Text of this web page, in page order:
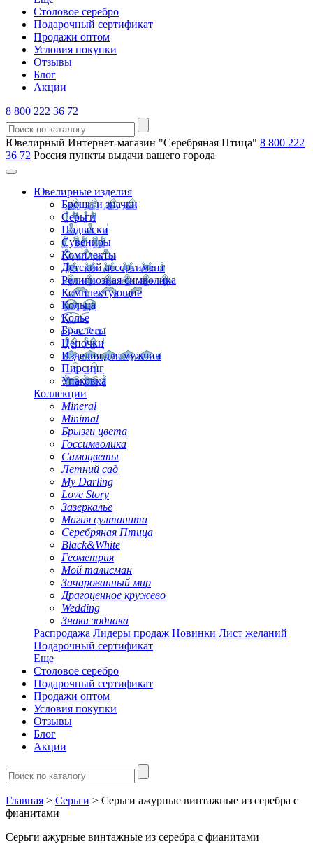
Столовое серебро
Подарочный сертификат
Продажи оптом
Условия покупки
Отзывы
Блог
Акции
8 800 222 36 72
Ювелирный Интернет-магазин "Серебряная Птица" 8 800 222
36 72 Россия пункты выдачи вашего города
Ювелирные изделия
Броши и значки
Серьги
Подвески
Сувениры
Комплекты
Детский ассортимент
Религиозная символика
Комплектующие
Кольца
Колье
Браслеты
Цепочки
Изделия для мужчин
Пирсинг
Упаковка
Коллекции
Mineral
Minimal
Брызги цвета
Госсимволика
Самоцветы
Летний сад
My Darling
Love Story
Зазеркалье
Магия султанита
Серебряная Птица
Black&White
Геометрия
Мой талисман
Зачарованный мир
Драгоценное кружево
Wedding
Знаки зодиака
Распродажа Лидеры продаж Новинки Лист желаний
Подарочный сертификат
Еще
Столовое серебро
Подарочный сертификат
Продажи оптом
Условия покупки
Отзывы
Блог
Акции
Главная > Серьги > Серьги ажурные винтажные из серебра с
фианитами
Серьги ажурные винтажные из серебра с фианитами